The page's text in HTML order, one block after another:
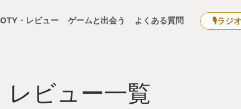
・レビュー ゲームと出会う よくある質問 🎙ラジオ
レビュー一覧